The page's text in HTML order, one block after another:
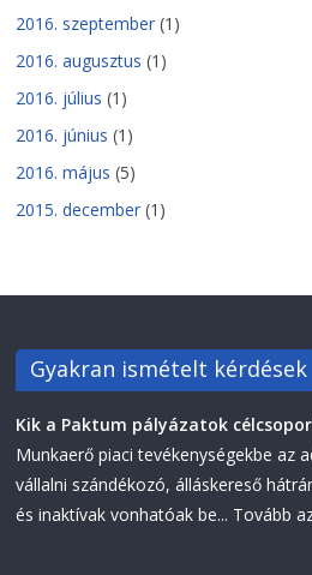
2016. szeptember (1)
2016. augusztus (1)
2016. július (1)
2016. június (1)
2016. május (5)
2015. december (1)
Gyakran ismételt kérdések
Kik a Paktum pályázatok
Munkaerő piaci tevékenységekbe az
vállalni szándékozó, álláskereső
és inaktívak vonhatóak be... Tovább